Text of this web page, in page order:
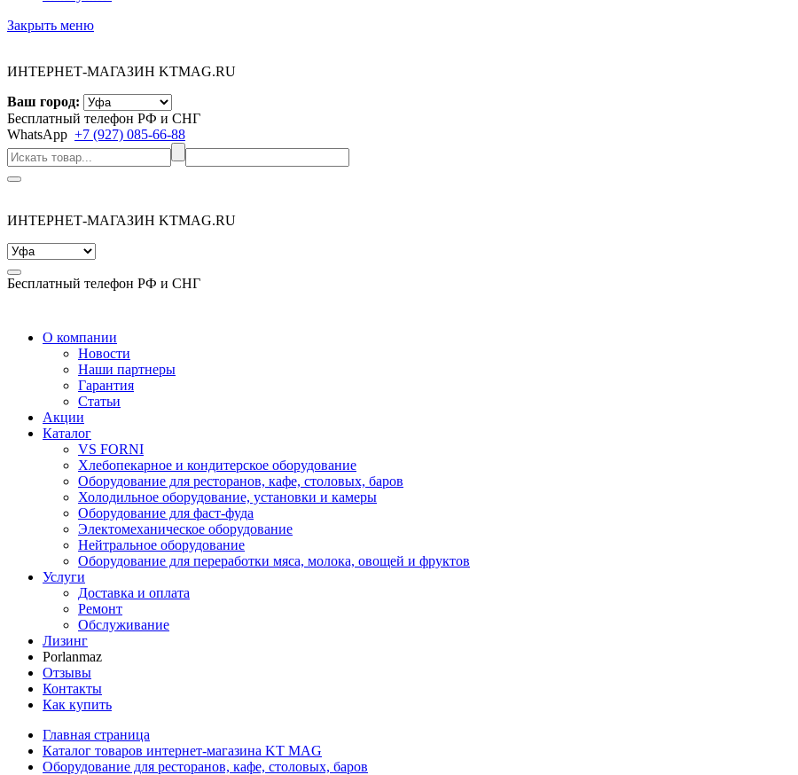
Закрыть меню
ИНТЕРНЕТ-МАГАЗИН KTMAG.RU
Ваш город:
Бесплатный телефон РФ и СНГ
WhatsApp +7 (927) 085-66-88
ИНТЕРНЕТ-МАГАЗИН KTMAG.RU
Бесплатный телефон РФ и СНГ
О компании
Новости
Наши партнеры
Гарантия
Статьи
Акции
Каталог
VS FORNI
Хлебопекарное и кондитерское оборудование
Оборудование для ресторанов, кафе, столовых, баров
Холодильное оборудование, установки и камеры
Оборудование для фаст-фуда
Электомеханическое оборудование
Нейтральное оборудование
Оборудование для переработки мяса, молока, овощей и фруктов
Услуги
Доставка и оплата
Ремонт
Обслуживание
Лизинг
Porlanmaz
Отзывы
Контакты
Как купить
Главная страница
Каталог товаров интернет-магазина KT MAG
Оборудование для ресторанов, кафе, столовых, баров